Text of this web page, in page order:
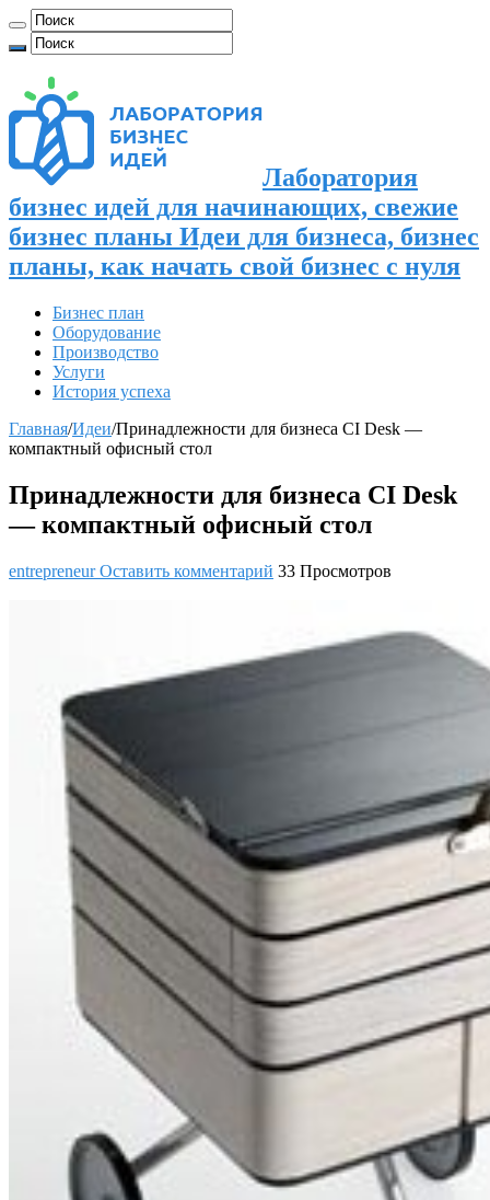
Лаборатория
бизнес идей для начинающих, свежие
бизнес планы Идеи для бизнеса, бизнес
планы, как начать свой бизнес с нуля
Бизнес план
Оборудование
Производство
Услуги
История успеха
Главная/Идеи/Принадлежности для бизнеса CI Desk —
компактный офисный стол
Принадлежности для бизнеса CI Desk
— компактный офисный стол
entrepreneurОставить комментарий 33 Просмотров